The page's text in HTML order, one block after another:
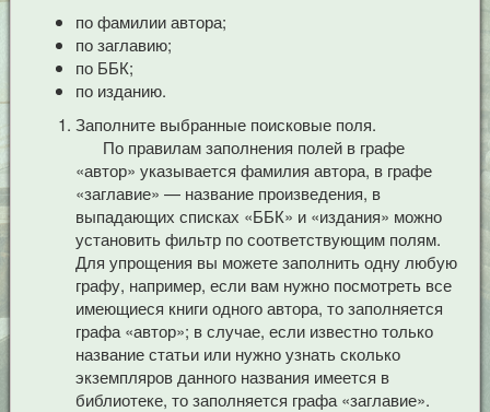
по фамилии автора;
по заглавию;
по ББК;
по изданию.
Заполните выбранные поисковые поля.
По правилам заполнения полей в графе
«автор» указывается фамилия автора, в графе
«заглавие» — название произведения, в
выпадающих списках «ББК» и «издания» можно
установить фильтр по соответствующим полям.
Для упрощения вы можете заполнить одну любую
графу, например, если вам нужно посмотреть все
имеющиеся книги одного автора, то заполняется
графа «автор»; в случае, если известно только
название статьи или нужно узнать сколько
экземпляров данного названия имеется в
библиотеке, то заполняется графа «заглавие».